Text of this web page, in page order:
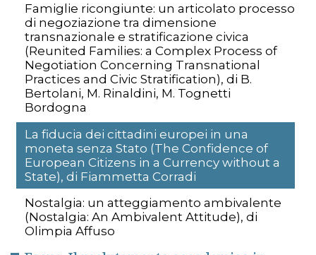
Famiglie ricongiunte: un articolato processo
di negoziazione tra dimensione
transnazionale e stratificazione civica
(Reunited Families: a Complex Process of
Negotiation Concerning Transnational
Practices and Civic Stratification), di B.
Bertolani, M. Rinaldini, M. Tognetti
Bordogna
La fiducia dei cittadini europei in una
moneta senza Stato (The Confidence of
European Citizens in a Currency without a
State), di Fiammetta Corradi
Nostalgia: un atteggiamento ambivalente
(Nostalgia: An Ambivalent Attitude), di
Olimpia Affuso